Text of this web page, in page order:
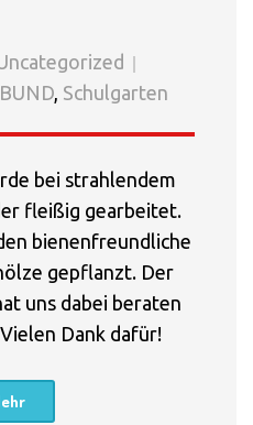
BUND, Schulgarten
bei strahlendem
fleißig gearbeitet.
bienenfreundliche
gepflanzt. Der
uns dabei beraten
Dank dafür!